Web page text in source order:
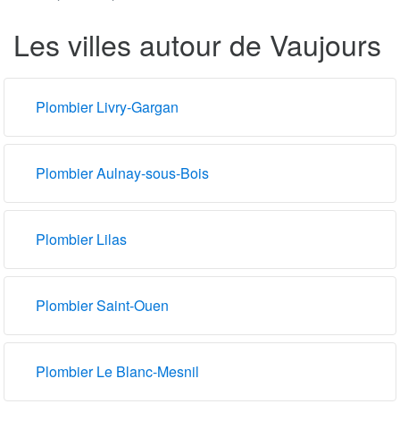
Les villes autour de Vaujours
Plombier Livry-Gargan
Plombier Aulnay-sous-Bois
Plombier Lilas
Plombier Saint-Ouen
Plombier Le Blanc-Mesnil